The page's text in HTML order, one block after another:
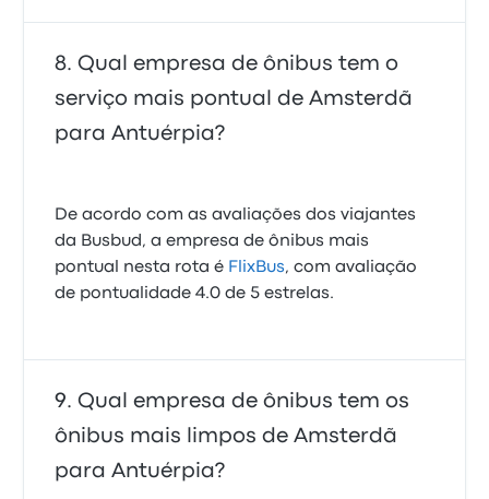
Qual empresa de ônibus tem o
serviço mais pontual de Amsterdã
para Antuérpia?
De acordo com as avaliações dos viajantes
da Busbud, a empresa de ônibus mais
pontual nesta rota é FlixBus, com avaliação
de pontualidade 4.0 de 5 estrelas.
Qual empresa de ônibus tem os
ônibus mais limpos de Amsterdã
para Antuérpia?